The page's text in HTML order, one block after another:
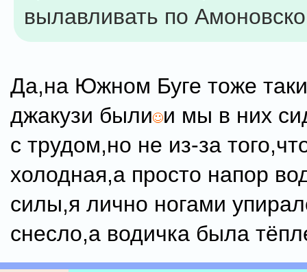
вылавливать по
Да,на Южном Буге тоже
джакузи были и мы в них
с трудом,но не из-за
холодная,а просто напор
силы,я лично ногами
снесло,а водичка была